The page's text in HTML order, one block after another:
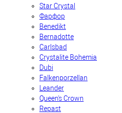
Star Crystal
Фарфор
Benedikt
Bernadotte
Carlsbad
Crystalite Bohemia
Dubi
Falkenporzellan
Leander
Queen's Crown
Repast